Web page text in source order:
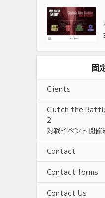
固
Clients
Clutch the
2
対戦イベント開催
Contact
Contact forms
Contact Us